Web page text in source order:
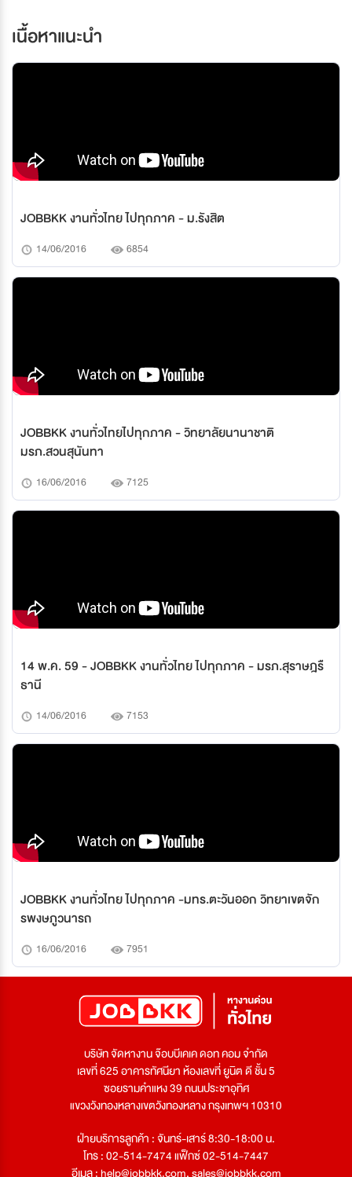
เนื้อหาแนะนำ
JOBBKK งานทั่วไทย ไปทุกภาค - ม.รังสิต
14/06/2016 6854
JOBBKK งานทั่วไทยไปทุกภาค - วิทยาลัยนานาชาติ
มรภ.สวนสุนันทา
16/06/2016 7125
14 พ.ค. 59 - JOBBKK งานทั่วไทย ไปทุกภาค - มรภ.สุราษฎรื
ธานี
14/06/2016 7153
JOBBKK งานทั่วไทย ไปทุกภาค -มทร.ตะวันออก วิทยาเขตจัก
รพงษภูวนารถ
16/06/2016 7951
บริษัท จัดหางาน จ๊อบบีเคเค ดอท คอม จำกัด
เลขที่ 625 อาคารทัศนียา ห้องเลขที่ ยูนิต ดี ชั้น 5
ซอยรามคำแหง 39 ถนนประชาอุทิศ
แขวงวังทองหลางเขตวังทองหลาง กรุงเทพฯ 10310
ฝ่ายบริการลูกค้า : จันทร์-เสาร์ 8:30-18:00 น.
โทร : 02-514-7474 แฟ็กซ์ 02-514-7447